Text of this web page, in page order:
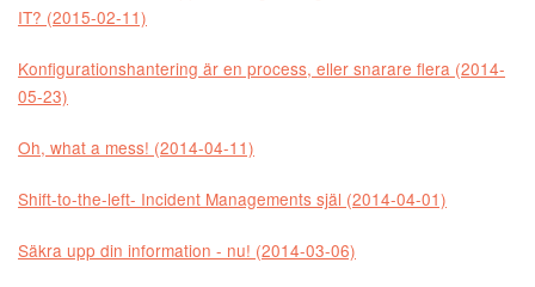
IT? (2015-02-11)
Konfigurationshantering är en process, eller snarare flera (2014-
05-23)
Oh, what a mess! (2014-04-11)
Shift-to-the-left- Incident Managements själ (2014-04-01)
Säkra upp din information - nu! (2014-03-06)